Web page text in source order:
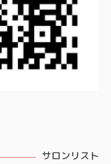
サロンリスト